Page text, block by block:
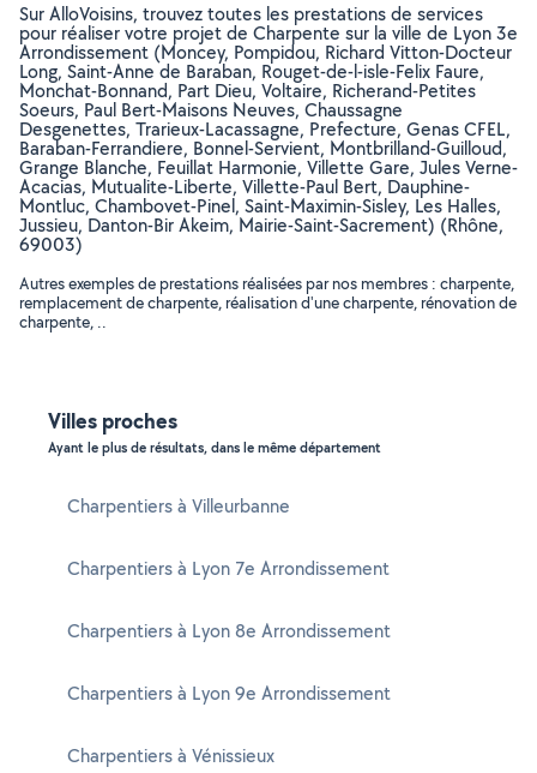
Sur AlloVoisins, trouvez toutes les prestations de services
pour réaliser votre projet de Charpente sur la ville de Lyon 3e
Arrondissement (Moncey, Pompidou, Richard Vitton-Docteur
Long, Saint-Anne de Baraban, Rouget-de-l-isle-Felix Faure,
Monchat-Bonnand, Part Dieu, Voltaire, Richerand-Petites
Soeurs, Paul Bert-Maisons Neuves, Chaussagne
Desgenettes, Trarieux-Lacassagne, Prefecture, Genas CFEL,
Baraban-Ferrandiere, Bonnel-Servient, Montbrilland-Guilloud,
Grange Blanche, Feuillat Harmonie, Villette Gare, Jules Verne-
Acacias, Mutualite-Liberte, Villette-Paul Bert, Dauphine-
Montluc, Chambovet-Pinel, Saint-Maximin-Sisley, Les Halles,
Jussieu, Danton-Bir Akeim, Mairie-Saint-Sacrement) (Rhône,
69003)
Autres exemples de prestations réalisées par nos membres : charpente,
remplacement de charpente, réalisation d'une charpente, rénovation de
charpente, ..
Villes proches
Ayant le plus de résultats, dans le même département
Charpentiers à Villeurbanne
Charpentiers à Lyon 7e Arrondissement
Charpentiers à Lyon 8e Arrondissement
Charpentiers à Lyon 9e Arrondissement
Charpentiers à Vénissieux